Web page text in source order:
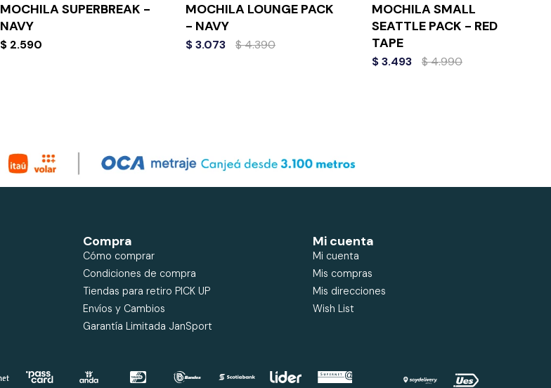
MOCHILA SUPERBREAK -
NAVY
$ 2.590
MOCHILA LOUNGE PACK
- NAVY
$ 3.073 $4.390
MOCHILA SMALL
SEATTLE PACK - RED
TAPE
$3.493 $4.990
Compra
Cómo comprar
Condiciones de compra
Tiendas para retiro PICK UP
Envíos y Cambios
Garantía Limitada JanSport
Mi cuenta
Mi cuenta
Mis compras
Mis direcciones
Wish List